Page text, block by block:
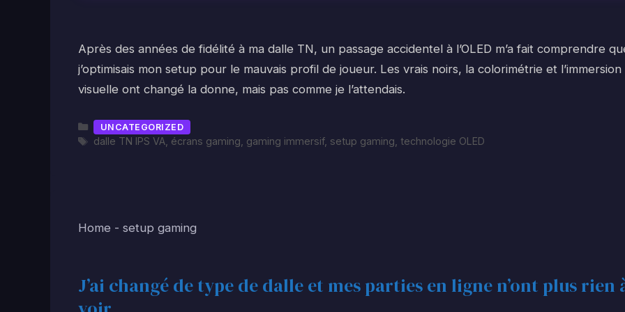
Après des années de fidélité à ma dalle TN, un passage accidentel à l’OLED m’a fait comprendre
j’optimisais mon setup pour le mauvais profil de joueur. Les vrais noirs, la colorimétrie et l’immersion
visuelle ont changé la donne, mais pas comme je l’attendais.
Catégories
UNCATEGORIZED
Étiquettes
dalle TN IPS VA, écrans gaming gaming immersif, setup gaming technologie OLED
Home - setup gaming
J’ai changé de type de dalle et mes parties en ligne n’ont plus rien